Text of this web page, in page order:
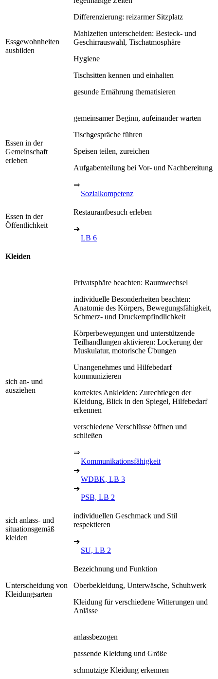
Essgewohnheiten
ausbilden
Differenzierung: reizarmer Sitzplatz
Mahlzeiten unterscheiden: Besteck- und
Geschirrauswahl, Tischatmosphäre
Hygiene
Tischsitten kennen und einhalten
gesunde Ernährung thematisieren
Essen in der
Gemeinschaft
erleben
gemeinsamer Beginn, aufeinander warten
Tischgespräche führen
Speisen teilen, zureichen
Aufgabenteilung bei Vor- und Nachbereitung
⇒
Sozialkompetenz
Essen in der
Öffentlichkeit
Restaurantbesuch erleben
➔
LB 6
Kleiden
sich an- und
ausziehen
Privatsphäre beachten: Raumwechsel
individuelle Besonderheiten beachten:
Anatomie des Körpers, Bewegungsfähigkeit,
Schmerz- und Druckempfindlichkeit
Körperbewegungen und unterstützende
Teilhandlungen aktivieren: Lockerung der
Muskulatur, motorische Übungen
Unangenehmes und Hilfebedarf
kommunizieren
korrektes Ankleiden: Zurechtlegen der
Kleidung, Blick in den Spiegel, Hilfebedarf
erkennen
verschiedene Verschlüsse öffnen und
schließen
⇒
Kommunikationsfähigkeit
➔
WDBK, LB 3
➔
PSB, LB 2
sich anlass- und
situationsgemäß
kleiden
individuellen Geschmack und Stil
respektieren
➔
SU, LB 2
Unterscheidung von
Kleidungsarten
Bezeichnung und Funktion
Oberbekleidung, Unterwäsche, Schuhwerk
Kleidung für verschiedene Witterungen und
Anlässe
anlassbezogen
passende Kleidung und Größe
schmutzige Kleidung erkennen